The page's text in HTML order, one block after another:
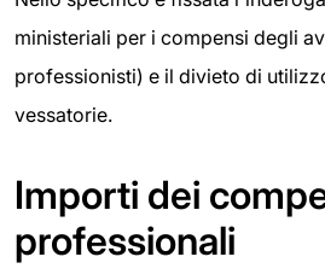
ministeriali per i compensi degli
professionisti) e il divieto di
vessatorie.
Importi dei
professionali